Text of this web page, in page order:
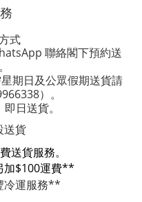
式
聯絡閣下預約送
期日及公眾假期送貨請
）。
日送貨。
送貨
送貨服務。
加$100運費**
冷運服務**